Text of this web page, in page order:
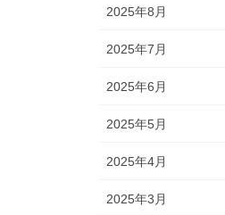
2025年8月
2025年7月
2025年6月
2025年5月
2025年4月
2025年3月